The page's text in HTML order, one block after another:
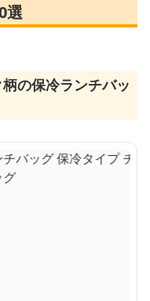
選
の保冷ランチバッ